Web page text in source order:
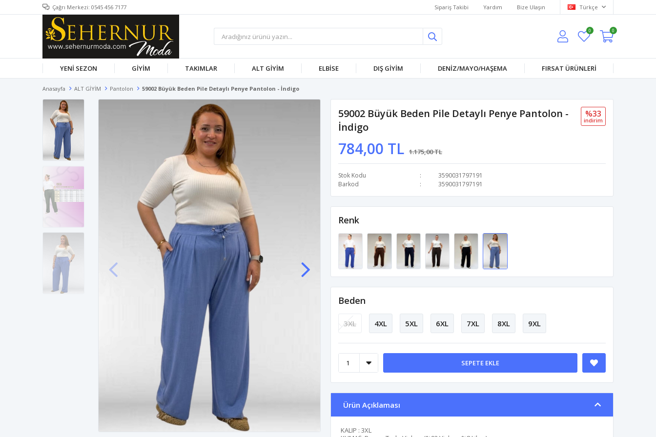
Çağrı Merkezi: 0545 456 7177 Sipariş Takibi Yardım Bize Ulaşın Türkçe
0 0
YENİ SEZON GİYİM TAKIMLAR ALT GİYİM ELBİSE DIŞ GİYİM DENİZ/MAYO/HAŞEMA FIRSAT ÜRÜNLERİ
Anasayfa ALT GİYİM Pantolon 59002 Büyük Beden Pile Detaylı Penye Pantolon - İndigo
59002 Büyük Beden Pile Detaylı Penye Pantolon -
İndigo
784,00 TL 1.175,00 TL
%33
i̇ndi̇ri̇m
Stok Kodu
3590031797191
Barkod
3590031797191
Renk
Beden
3XL 4XL 5XL 6XL 7XL 8XL 9XL
SEPETE EKLE
Ürün Açıklaması
KALIP : 3XL